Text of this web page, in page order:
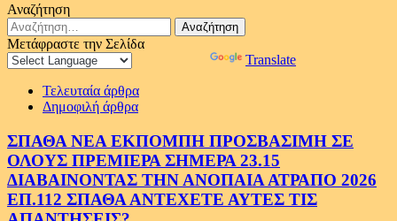
Αναζήτηση
Αναζήτηση
για:
Μετάφραστε την Σελίδα
Translate
Τελευταία άρθρα
Δημοφιλή άρθρα
ΣΠΑΘΑ ΝΕΑ ΕΚΠΟΜΠΗ ΠΡΟΣΒΑΣΙΜΗ ΣΕ
ΟΛΟΥΣ ΠΡΕΜΙΕΡΑ ΣΗΜΕΡΑ 23.15
ΔΙΑΒΑΙΝΟΝΤΑΣ ΤΗΝ ΑΝΟΠΑΙΑ ΑΤΡΑΠΟ 2026
ΕΠ.112 ΣΠΑΘΑ ΑΝΤΕΧΕΤΕ ΑΥΤΕΣ ΤΙΣ